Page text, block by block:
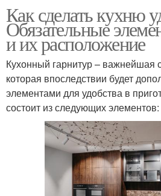
Как сделать кухню
Обязательные
и их расположение
Кухонный гарнитур – важнейшая
которая впоследствии будет
элементами для удобства в
состоит из следующих элементов: